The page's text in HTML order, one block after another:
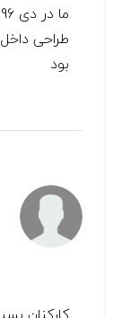
طراحی
بود